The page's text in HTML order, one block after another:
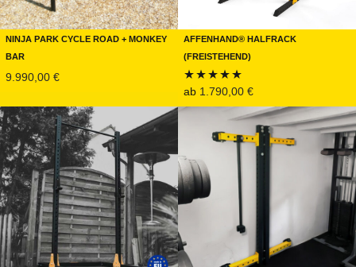
Ninja Park Cycle Road + Monkey
Bar
9.990,00 €
Affenhand® Halfrack
(Freistehend)
Bewertet mit
ab 1.790,00 €